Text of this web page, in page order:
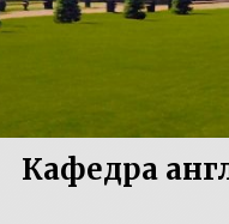
Кафедра